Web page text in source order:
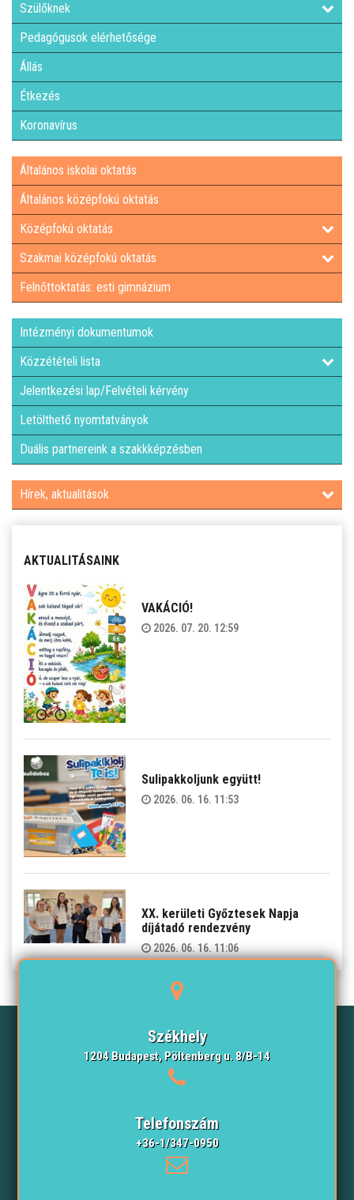
Szülőknek
Pedagógusok elérhetősége
Állás
Étkezés
Koronavírus
Általános iskolai oktatás
Általános középfokú oktatás
Középfokú oktatás
Szakmai középfokú oktatás
Felnőttoktatás: esti gimnázium
Intézményi dokumentumok
Közzétételi lista
Jelentkezési lap/Felvételi kérvény
Letölthető nyomtatványok
Duális partnereink a szakkképzésben
Hírek, aktualitások
AKTUALITÁSAINK
VAKÁCIÓ!
2026. 07. 20. 12:59
Sulipakkoljunk együtt!
2026. 06. 16. 11:53
XX. kerületi Győztesek Napja
díjátadó rendezvény
2026. 06. 16. 11:06
Székhely
1204 Budapest, Pöltenberg u. 8/B-14
Telefonszám
+36-1/347-0950